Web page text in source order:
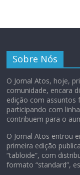
Sobre Nós
O Jornal Atos, hoje,
comunidade, encara
edição com assuntos
participando com
contribuem para o
O Jornal Atos entrou
primeira edição
“tabloide”, com
formato “standard”,